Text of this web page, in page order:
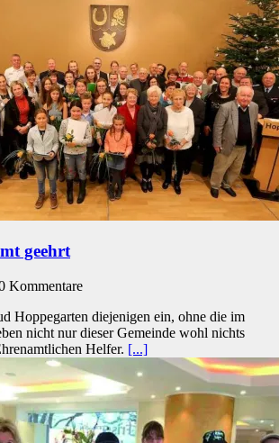
geehrt
Kommentare
Hoppegarten diejenigen ein, ohne die im
nicht nur dieser Gemeinde wohl nichts
Helfer. [...]